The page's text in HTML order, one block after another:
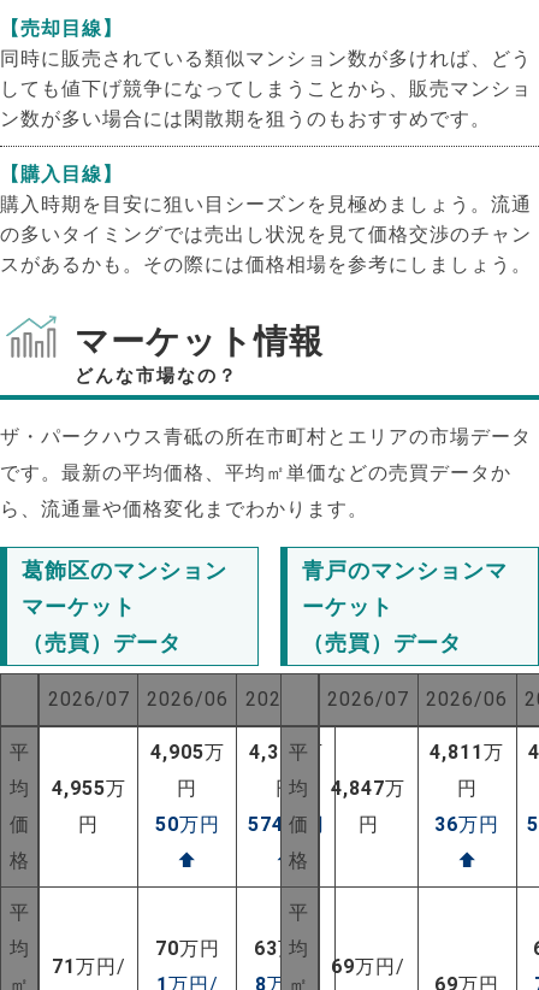
NEW!
【売却目線】
同時に販売されている類似マンション数が多ければ、どう
しても値下げ競争になってしまうことから、販売マンショ
ン数が多い場合には閑散期を狙うのもおすすめです。
【購入目線】
購入時期を目安に狙い目シーズンを見極めましょう。流通
の多いタイミングでは売出し状況を見て価格交渉のチャン
スがあるかも。その際には価格相場を参考にしましょう。
マーケット情報
どんな市場なの？
ザ・パークハウス青砥の所在市町村とエリアの市場データ
です。最新の平均価格、平均㎡単価などの売買データか
ら、流通量や価格変化までわかります。
葛飾区のマンション
マーケット
（売買）データ
2026/07 2026/06 2025/07
平
均
価
格
4,955万
円
4,905万
円
50万円
⬆
4,381万
円
574 万円
⬆
平
均
㎡
71万円/
70万円
1万円/
63万円
8万円/
青戸のマンションマ
ーケット
（売買）データ
2026/07 2026/06
平
均
価
格
4,847万
円
4,811万
円
36万円
⬆
平
均
㎡
69万円/
69万円